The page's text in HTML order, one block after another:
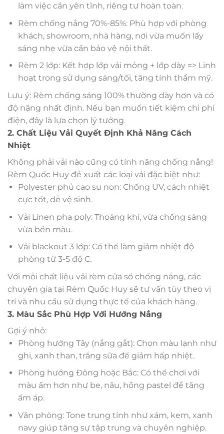
làm việc cần yên tĩnh, riêng tư hoàn toàn.
Rèm chống nắng 70%-85%: Phù hợp với phòng
khách, showroom, nhà hàng, nơi vừa muốn lấy
sáng nhẹ vừa cần bảo vệ nội thất.
Rèm 2 lớp: Kết hợp lớp vải mỏng + lớp dày => Linh
hoạt trong sử dụng sáng/tối, tăng tính thẩm mỹ.
Lưu ý: Rèm chống sáng 100% thường dày hơn và có
độ nặng nhất định. Nếu bạn muốn tiết kiệm chi phí
điện, đây là lựa chọn lý tưởng.
2. Chất Liệu Vải Quyết Định Khả Năng Cách
Nhiệt
Không phải vải nào cũng có tính năng chống nắng!
Rèm Quốc Huy đề xuất các loại vải đặc biệt như:
Polyester phủ cao su non: Chống UV, cách nhiệt
cực tốt, dễ vệ sinh.
Vải Linen pha poly: Thoáng khí, vừa chống sáng
vừa bền màu.
Vải blackout 3 lớp: Có thể làm giảm nhiệt độ
phòng từ 3-5 độ C.
Với mỗi chất liệu vải rèm cửa sổ chống nắng, các
chuyên gia tại Rèm Quốc Huy sẽ tư vấn tùy theo vị
trí và nhu cầu sử dụng thực tế của khách hàng.
3. Màu Sắc Phù Hợp Với Hướng Nắng
Gợi ý nhỏ:
Phòng hướng Tây (nắng gắt): Chọn màu lạnh như
ghi, xanh than, trắng sữa để giảm hấp nhiệt.
Phòng hướng Đông hoặc Bắc: Có thể chơi với
màu ấm hơn như be, nâu, hồng pastel để tăng
ấm áp.
Văn phòng: Tone trung tính như xám, kem, xanh
navy giúp tăng sự tập trung và chuyên nghiệp.